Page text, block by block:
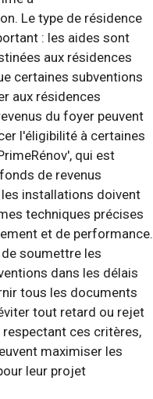
Le type de résidence
: les aides sont
aux résidences
certaines subventions
aux résidences
du foyer peuvent
l'éligibilité à certaines
qui est
de revenus
installations doivent
techniques précises
et de performance.
soumettre les
dans les délais
tous les documents
tout retard ou rejet
respectant ces critères,
maximiser les
leur projet